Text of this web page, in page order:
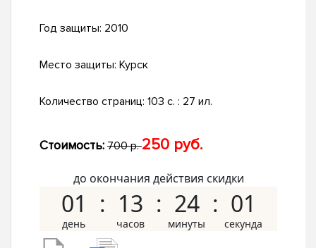
Год защиты: 2010
Место защиты: Курск
Количество страниц: 103 с. : 27 ил.
Стоимость: 700 р.250 руб.
до окончания действия скидки
01 13 24 00